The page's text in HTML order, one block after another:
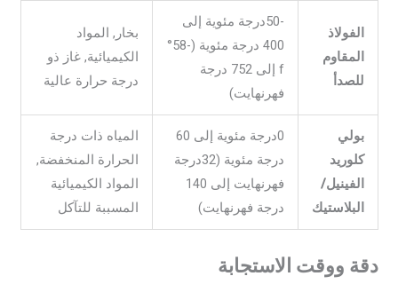
الفولاذ
المقاوم
للصدأ
-50درجة مئوية إلى
400 درجة مئوية (-58°
f إلى 752 درجة
فهرنهايت)
بخار, المواد
الكيميائية, غاز ذو
درجة حرارة عالية
بولي
كلوريد
الفينيل/
البلاستيك
0درجة مئوية إلى 60
درجة مئوية (32درجة
فهرنهايت إلى 140
درجة فهرنهايت)
المياه ذات درجة
الحرارة المنخفضة,
المواد الكيميائية
المسببة للتآكل
دقة ووقت الاستجابة